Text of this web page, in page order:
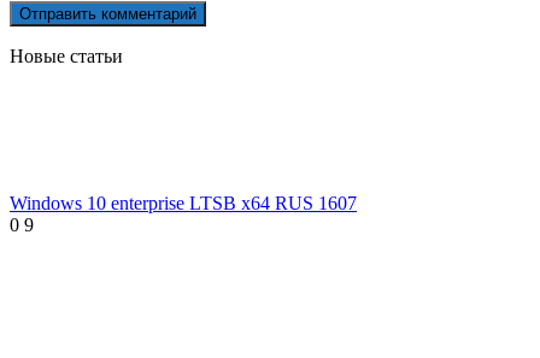
Новые статьи
Windows 10 enterprise LTSB x64 RUS 1607
0 9